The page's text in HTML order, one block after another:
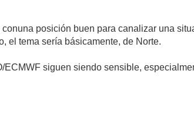
posición buen para canalizar una
el tema sería básicamente, de Norte.
siguen siendo sensible,